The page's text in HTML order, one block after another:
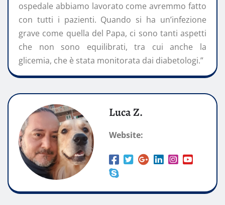
ospedale abbiamo lavorato come avremmo fatto
con tutti i pazienti. Quando si ha un’infezione
grave come quella del Papa, ci sono tanti aspetti
che non sono equilibrati, tra cui anche la
glicemia, che è stata monitorata dai diabetologi.”
Luca Z.
Website: